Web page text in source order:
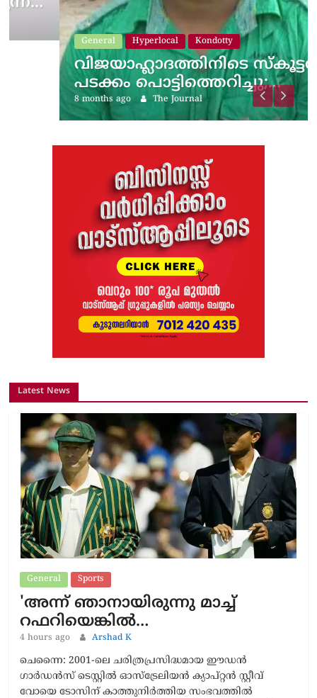
General Hyperlocal Kondotty
വിജയാഹ്ലാദത്തിനിടെ സ്കൂട്ടറിലെ
പടക്കം പൊട്ടിത്തെറിച്ചു;…
8 months ago The Journal
Latest News
General Sports
'അന്ന് ഞാനായിരുന്നു മാച്ച്
റഫറിയെങ്കിൽ…
4 hours ago Arshad K
ചെന്നൈ: 2001-ലെ ചരിത്രപ്രസിദ്ധമായ ഈഡൻ
ഗാർഡൻസ് ടെസ്റ്റിൽ ഓസ്‌ട്രേലിയൻ ക്യാപ്റ്റൻ സ്റ്റീവ്
വോയെ ടോസിന് കാത്തുനിർത്തിയ സംഭവത്തിൽ